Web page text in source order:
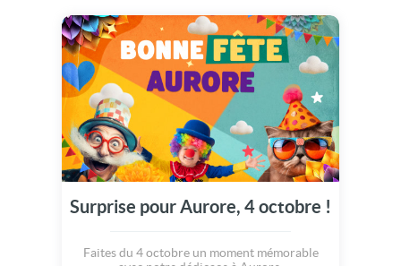
Surprise pour Aurore, 4 octobre !
Faites du 4 octobre un moment mémorable